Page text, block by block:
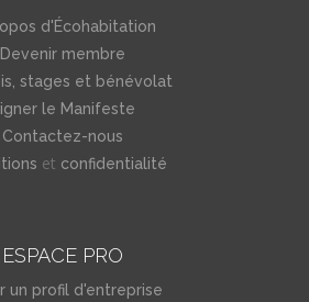
d'Écohabitation
Devenir membre
stages et bénévolat
le Manifeste
Contactez-nous
et confidentialité
ESPACE PRO
un profil d'entreprise